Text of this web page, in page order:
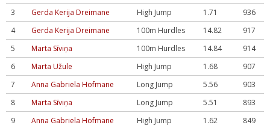
3
Gerda Kerija Dreimane High Jump 1.71
936
4
Gerda Kerija Dreimane 100m Hurdles 14.82
917
5
Marta Sīviņa 100m Hurdles 14.84
914
6
Marta Užule High Jump 1.68
907
7
Anna Gabriela Hofmane Long Jump 5.56
903
8
Marta Sīviņa Long Jump 5.51
893
9
Anna Gabriela Hofmane High Jump 1.62
849